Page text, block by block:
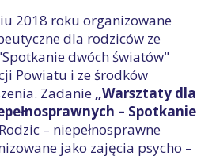
2018 roku organizowane
dla rodziców ze
dwóch światów"
Powiatu i ze środków
Zadanie „Warsztaty dla
– Spotkanie
– niepełnosprawne
jako zajęcia psycho –